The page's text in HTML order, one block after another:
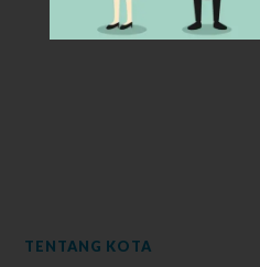
TENTANG KOTA